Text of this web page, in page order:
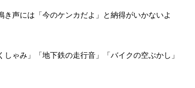
き声には「今のケンカだよ」と納得がいかないよ
ゃみ」「地下鉄の走行音」「バイクの空ぶかし」